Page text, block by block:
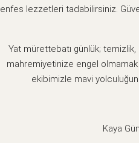
enfes lezzetleri tadabilirsiniz.
Yat mürettebatı günlük;
mahremiyetinize engel
ekibimizle mavi
Kaya